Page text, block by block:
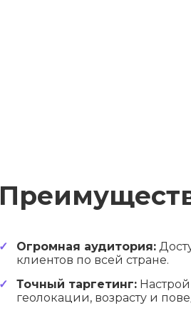
Огромная аудитория:
клиентов по всей стране.
Точный таргетинг:
геолокации, возрасту и